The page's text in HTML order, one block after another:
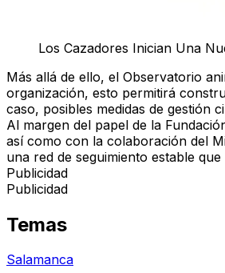
Los Cazadores Inician Una
Más allá de ello, el Observatorio
organización, esto permitirá
caso, posibles medidas de gestión
Al margen del papel de la
así como con la colaboración del
una red de seguimiento estable
Publicidad
Publicidad
Temas
Salamanca